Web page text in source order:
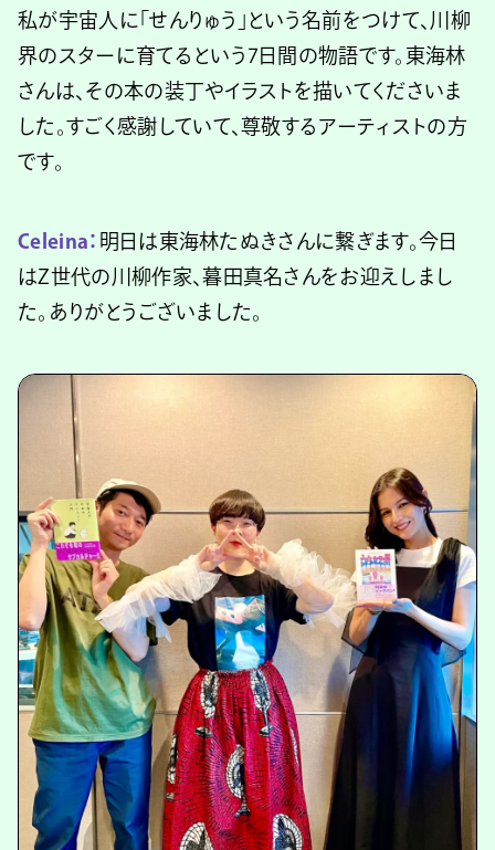
私が宇宙人に「せんりゅう」という名前をつけて、川柳
界のスターに育てるという7日間の物語です。東海林
さんは、その本の装丁やイラストを描いてくださいま
した。すごく感謝していて、尊敬するアーティストの方
です。
Celeina： 明日は東海林たぬきさんに繋ぎます。今日
はZ世代の川柳作家、暮田真名さんをお迎えしまし
た。ありがとうございました。